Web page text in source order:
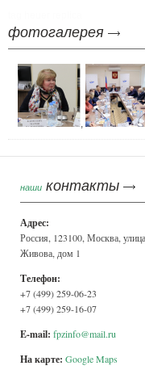
фотогалерея
,
наши контакты
Адрес:
Россия, 123100, Москва,
Живова, дом 1
Телефон:
+7 (499) 259-06-23
+7 (499) 259-16-07
E-mail: fpzinfo@mail.ru
На карте: Google Maps